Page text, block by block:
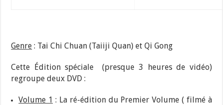
Genre : Tai Chi Chuan (Taiiji Quan) et Qi Gong
Cette Édition spéciale (presque 3 heures de vidéo)
regroupe deux DVD :
Volume 1 : La ré-édition du Premier Volume ( filmé à